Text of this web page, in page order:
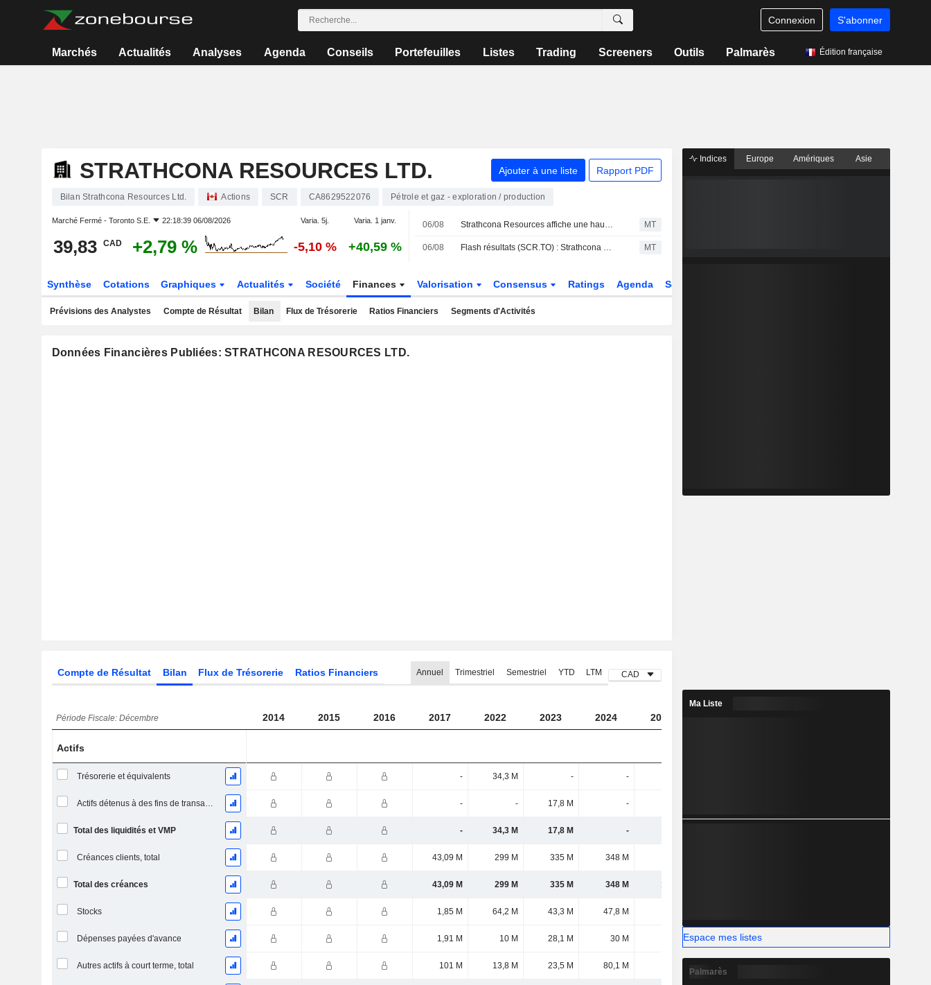
Connexion S'abonner
Marchés Actualités Analyses Agenda Conseils Portefeuilles Listes Trading Screeners Outils Palmarès Édition française
STRATHCONA RESOURCES LTD. Ajouter à une liste Rapport PDF
Bilan Strathcona Resources Ltd. Actions SCR CA8629522076 Pétrole et gaz - exploration / production
Marché Fermé - Toronto S.E. 22:18:39 06/08/2026 Varia. 5j. Varia. 1 janv.
39,83 CAD +2,79 % -5,10 % +40,59 %
06/08 Strathcona Resources affiche une hausse de son résultat opérationnel et de son chiffre d'affaires au deuxième trimestre MT
06/08 Flash résultats (SCR.TO) : Strathcona Resources publie un chiffre d'affaires de 1,486 milliard de dollars canadiens pour ses ventes de pétrole et de gaz naturel au T2 MT
Synthèse Cotations Graphiques Actualités Société Finances Valorisation Consensus Ratings Agenda Secteur
Prévisions des Analystes Compte de Résultat Bilan Flux de Trésorerie Ratios Financiers Segments d'Activités
Données Financières Publiées: STRATHCONA RESOURCES LTD.
Compte de Résultat Bilan Flux de Trésorerie Ratios Financiers Annuel Trimestriel Semestriel YTD LTM CAD
Période Fiscale: Décembre 2014 2015 2016 2017 2022 2023 2024 2025
Actifs
Trésorerie et équivalents - 34,3 M - -
Actifs détenus à des fins de transaction Titres, totalActifs détenus à des fins de transactions (Trading), Total. - - 17,8 M -
Total des liquidités et VMP - 34,3 M 17,8 M -
Créances clients, total 43,09 M 299 M 335 M 348 M
Total des créances 43,09 M 299 M 335 M 348 M 172 M
Stocks 1,85 M 64,2 M 43,3 M 47,8 M
Dépenses payées d'avance 1,91 M 10 M 28,1 M 30 M 37 M
Autres actifs à court terme, total 101 M 13,8 M 23,5 M 80,1 M
Indices Europe Amériques Asie
Ma Liste
Espace mes listes
Palmarès